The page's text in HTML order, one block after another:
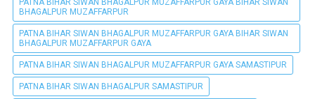
BHAGALPUR MUZAFFARPUR
PATNA BIHAR SIWAN BHAGALPUR MUZAFFARPUR GAYA BIHAR SIWAN
BHAGALPUR MUZAFFARPUR GAYA
PATNA BIHAR SIWAN BHAGALPUR MUZAFFARPUR GAYA SAMASTIPUR
PATNA BIHAR SIWAN BHAGALPUR SAMASTIPUR